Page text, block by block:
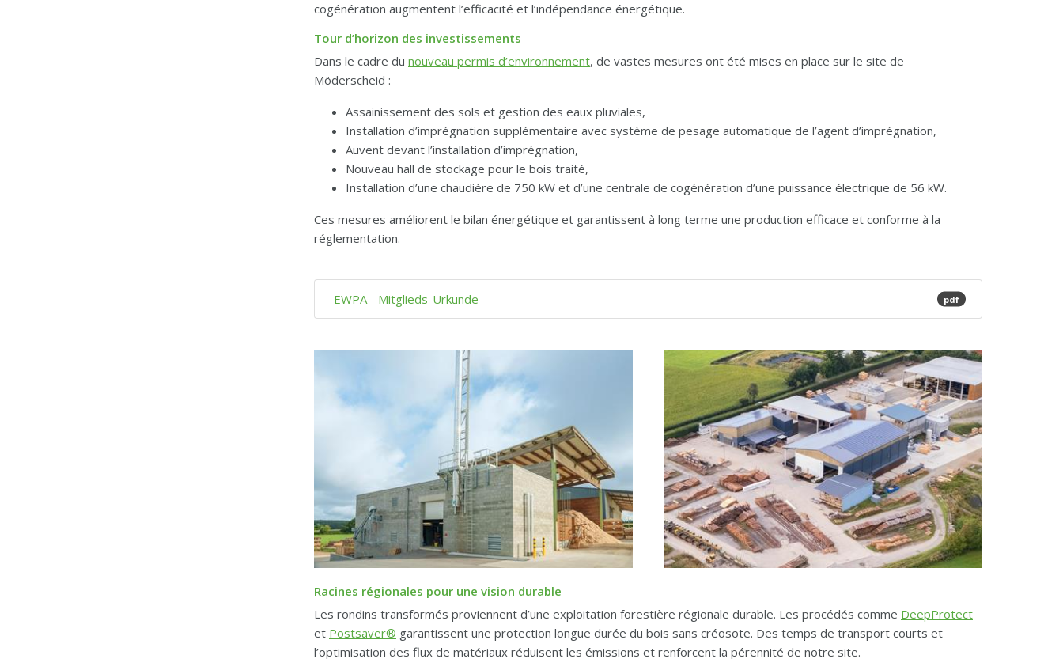
cogénération augmentent l’efficacité et l’indépendance énergétique.
Tour d’horizon des investissements
Dans le cadre du nouveau permis d’environnement, de vastes mesures ont été mises en place sur le site de
Möderscheid :
Assainissement des sols et gestion des eaux pluviales,
Installation d’imprégnation supplémentaire avec système de pesage automatique de l’agent d’imprégnation,
Auvent devant l’installation d’imprégnation,
Nouveau hall de stockage pour le bois traité,
Installation d’une chaudière de 750 kW et d’une centrale de cogénération d’une puissance électrique de 56 kW.
Ces mesures améliorent le bilan énergétique et garantissent à long terme une production efficace et conforme à la
réglementation.
pdf
EWPA - Mitglieds-Urkunde
Racines régionales pour une vision durable
Les rondins transformés proviennent d’une exploitation forestière régionale durable. Les procédés comme DeepProtect
et Postsaver® garantissent une protection longue durée du bois sans créosote. Des temps de transport courts et
l’optimisation des flux de matériaux réduisent les émissions et renforcent la pérennité de notre site.